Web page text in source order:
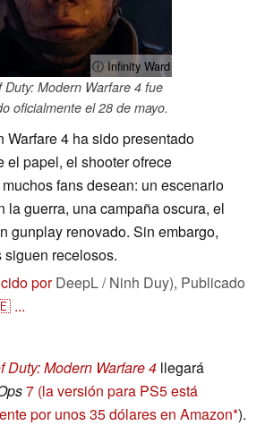
ⓘ Infinity Ward
Duty: Modern Warfare 4 fue
oficialmente el 28 de mayo.
Warfare 4 ha sido presentado
el papel, el shooter ofrece
fans desean: un escenario
la guerra, una campaña oscura, el
gunplay renovado. Sin embargo,
recelosos.
porDeepL / Ninh Duy), Publicado
...
Duty: Modern Warfare 4 llegará
7 (la versión para PS5 está
por unos 35 dólares en Amazon ).